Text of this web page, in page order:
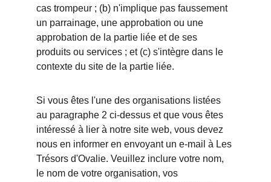
cas trompeur ; (b) n'implique pas faussement
un parrainage, une approbation ou une
approbation de la partie liée et de ses
produits ou services ; et (c) s'intègre dans le
contexte du site de la partie liée.
Si vous êtes l'une des organisations listées
au paragraphe 2 ci-dessus et que vous êtes
intéressé à lier à notre site web, vous devez
nous en informer en envoyant un e-mail à Les
Trésors d'Ovalie. Veuillez inclure votre nom,
le nom de votre organisation, vos